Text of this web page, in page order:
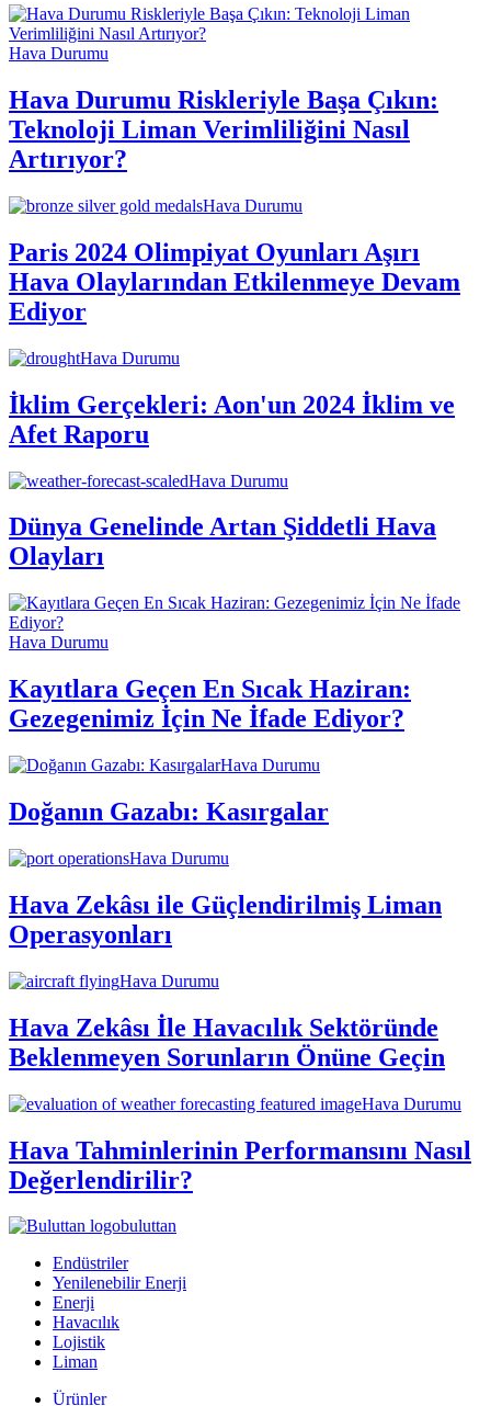
Hava Durumu
Hava Durumu Riskleriyle Başa Çıkın:
Teknoloji Liman Verimliliğini Nasıl
Artırıyor?
Hava Durumu
Paris 2024 Olimpiyat Oyunları Aşırı
Hava Olaylarından Etkilenmeye Devam
Ediyor
Hava Durumu
İklim Gerçekleri: Aon'un 2024 İklim ve
Afet Raporu
Hava Durumu
Dünya Genelinde Artan Şiddetli Hava
Olayları
Hava Durumu
Kayıtlara Geçen En Sıcak Haziran:
Gezegenimiz İçin Ne İfade Ediyor?
Hava Durumu
Doğanın Gazabı: Kasırgalar
Hava Durumu
Hava Zekâsı ile Güçlendirilmiş Liman
Operasyonları
Hava Durumu
Hava Zekâsı İle Havacılık Sektöründe
Beklenmeyen Sorunların Önüne Geçin
Hava Durumu
Hava Tahminlerinin Performansını Nasıl
Değerlendirilir?
buluttan
Endüstriler
Yenilenebilir Enerji
Enerji
Havacılık
Lojistik
Liman
Ürünler